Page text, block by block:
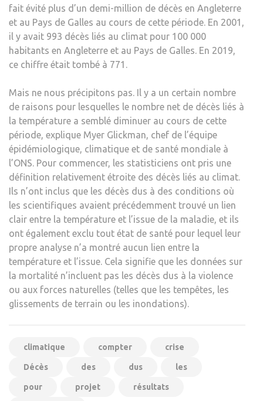
fait évité plus d’un demi-million de décès en Angleterre
et au Pays de Galles au cours de cette période. En 2001,
il y avait 993 décès liés au climat pour 100 000
habitants en Angleterre et au Pays de Galles. En 2019,
ce chiffre était tombé à 771.
Mais ne nous précipitons pas. Il y a un certain nombre
de raisons pour lesquelles le nombre net de décès liés à
la température a semblé diminuer au cours de cette
période, explique Myer Glickman, chef de l’équipe
épidémiologique, climatique et de santé mondiale à
l’ONS. Pour commencer, les statisticiens ont pris une
définition relativement étroite des décès liés au climat.
Ils n’ont inclus que les décès dus à des conditions où
les scientifiques avaient précédemment trouvé un lien
clair entre la température et l’issue de la maladie, et ils
ont également exclu tout état de santé pour lequel leur
propre analyse n’a montré aucun lien entre la
température et l’issue. Cela signifie que les données sur
la mortalité n’incluent pas les décès dus à la violence
ou aux forces naturelles (telles que les tempêtes, les
glissements de terrain ou les inondations).
climatique compter crise
Décès des dus les
pour projet résultats